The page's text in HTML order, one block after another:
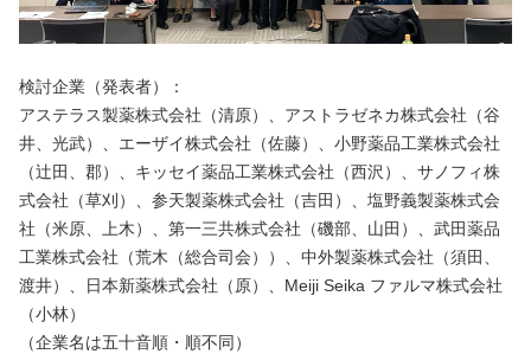
検討企業（発表者）：
アステラス製薬株式会社（清原）、アストラゼネカ株式会社（谷
井、光武）、エーザイ株式会社（佐藤）、小野薬品工業株式会社
（辻田、郡）、キッセイ薬品工業株式会社（西沢）、サノフィ株
式会社（草刈）、参天製薬株式会社（吉田）、塩野義製薬株式会
社（米原、上木）、第一三共株式会社（磯部、山田）、武田薬品
工業株式会社（荒木（総合司会））、中外製薬株式会社（須田、
渡井）、日本新薬株式会社（原）、Meiji Seika ファルマ株式会社
（小林）
（企業名は五十音順・順不同）